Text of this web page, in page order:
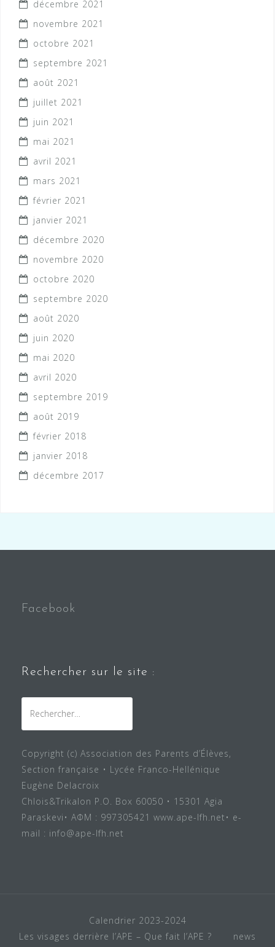
décembre 2021
novembre 2021
octobre 2021
septembre 2021
août 2021
juillet 2021
juin 2021
mai 2021
avril 2021
mars 2021
février 2021
janvier 2021
décembre 2020
novembre 2020
octobre 2020
septembre 2020
août 2020
juin 2020
mai 2020
avril 2020
septembre 2019
août 2019
février 2018
janvier 2018
décembre 2017
Facebook
Rechercher sur le site :
Copyright (c) Association des Parents d’Élèves,
Section française • Lycée Franco-Hellénique
Eugène Delacroix
Chlois&Trikalon P.O. Box 60050 • 15301 Agia
Paraskevi• ΑΦΜ : 997305421 www.ape-lfh.net• e-
mail : info@ape-lfh.net
Calendrier 2023-2024
Les visages derrière l’APE – Que fait l’APE ?
news